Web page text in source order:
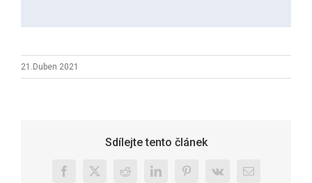
21.Duben 2021
Sdílejte tento článek
Facebook
X RedditLinkedInPinterest
Vk
E-